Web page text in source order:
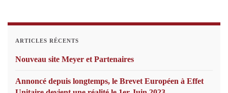
ARTICLES RÉCENTS
Nouveau site Meyer et Partenaires
Annoncé depuis longtemps, le Brevet Européen à Effet